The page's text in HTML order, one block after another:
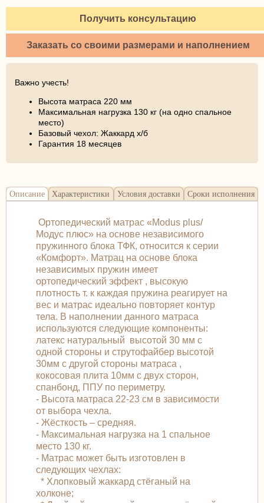
Получить консультацию
Заказать со своими размерами и наполнением
Важно учесть!
Высота матраса 220 мм
Максимальная нагрузка 130 кг (на одно спальное
место)
Базовый чехол: Жаккард х/б
Гарантия 18 месяцев
Описание Характеристики Условия доставки Сроки исполнения
Ортопедический матрас «Modus plus/
Модус плюс» на основе независимого
пружинного блока ТФК, относится к серии
«Комфорт». Матрац на основе блока
независимых пружин имеет
ортопедический эффект , высокую
плотность т. к каждая пружина реагирует на
вес и матрас идеально повторяет контур
тела. В наполнении данного матраса
используются следующие компоненты:
латекс натуральный высотой 30 мм с
одной стороны и струтофайбер высотой
30мм с другой стороны матраса ,
кокосовая плита 10мм с двух сторон,
спанбонд, ППУ по периметру.
- Высота матраса 22-23 см в зависимости
от выбора чехла.
- Жёсткость – средняя.
- Максимальная нагрузка на 1 спальное
место 130 кг.
- Матрас может быть изготовлен в
следующих чехлах:
* Хлопковый жаккард стёганый на
холконе;